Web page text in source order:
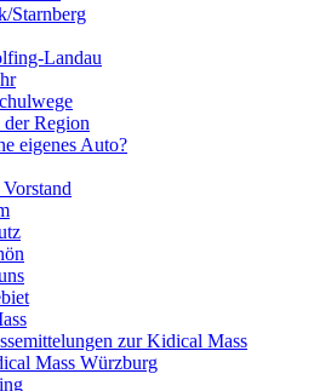
Starnberg
Landau
Region
eigenes Auto?
zur Kidical Mass
Mass Würzburg